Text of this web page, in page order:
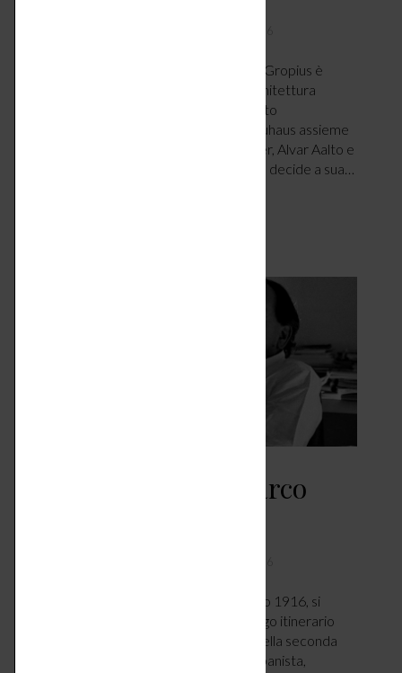
Nato il 18 maggio 1883 a Berlino, Walter Gropius è
ritenuto uno dei maggiori pionieri dell’architettura
moderna del Ventesimo secolo e ricordato
principalmente come il fondatore del Bauhaus assieme
a Ludwig Mies van der Rohe, Le Corbusier, Alvar Aalto e
Frank Lloyd Wright. Figlio di un architetto decide a sua…
Icone di Design – Marco
Marco Zanuso nasce a Milano il 14 maggio 1916, si
laurea in architettura nel 1939 e il suo lungo itinerario
professionale inizia nel 1945 al termine della seconda
guerra mondiale. Architetto, designer, urbanista,